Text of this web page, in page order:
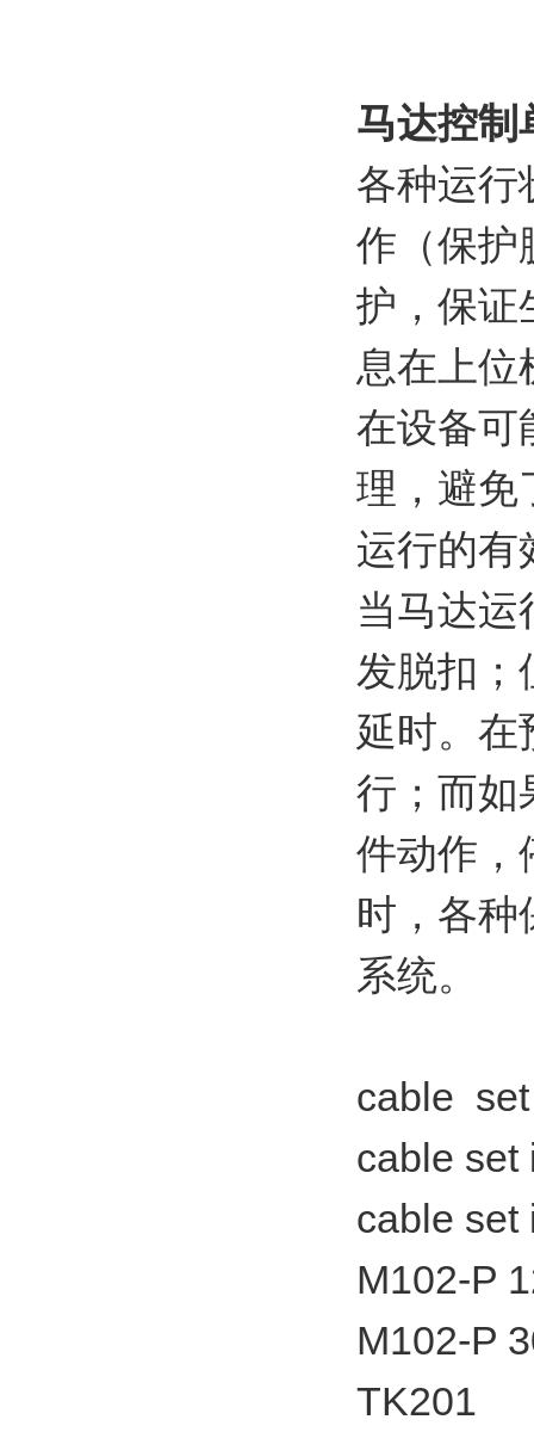
马达控制
各种运行
作（保护
护，保证
息在上位
在设备可
理，避免
运行的有
当马达运
发脱扣；
延时。在
行；而如
件动作，
时，各种
系统。
cable
cable set
cable set
M102-P
M102-P
TK201